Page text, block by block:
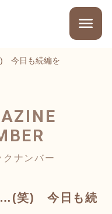
) 今日も続編を
クナンバー
…(笑) 今日も続